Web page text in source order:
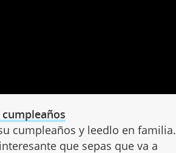
cumpleaños
cumpleaños y leedlo en familia.
que sepas que va a